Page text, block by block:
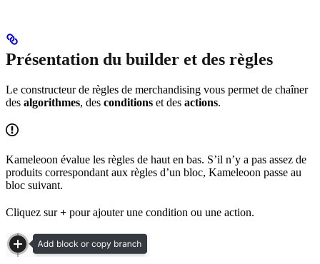
Présentation du builder et des règles
Le constructeur de règles de merchandising vous permet de chaîner
des algorithmes, des conditions et des actions.
Kameleoon évalue les règles de haut en bas. S’il n’y a pas assez de
produits correspondant aux règles d’un bloc, Kameleoon passe au
bloc suivant.
Cliquez sur+ pour ajouter une condition ou une action.